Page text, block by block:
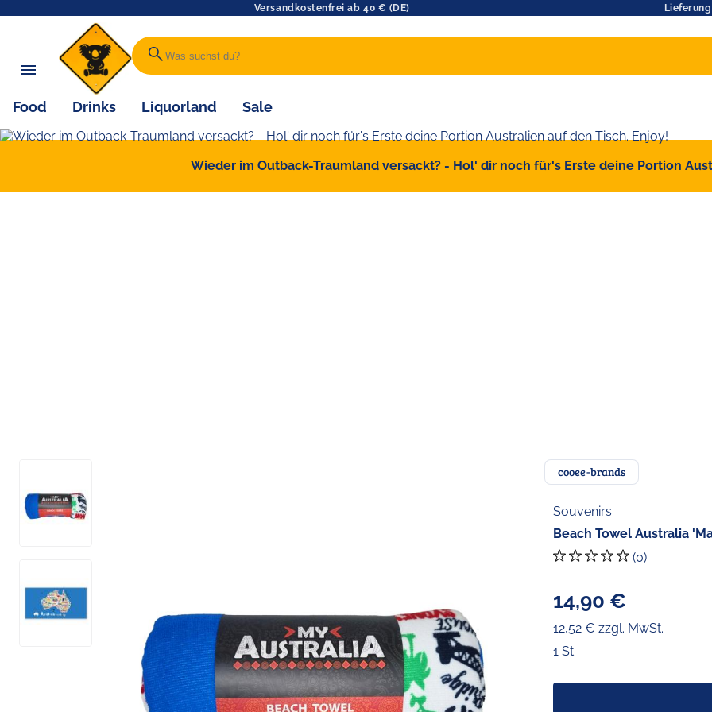
Versandkostenfrei ab 40 € (DE)
search
Food Drinks Liquorland Sale
Wieder im Outback-Traumland versackt? - Hol' dir noch für's Erste deine Portion
cooee-brands
Souvenirs
Beach Towel Australia
(0)
14,90 €
12,52 € zzgl. MwSt.
1 St